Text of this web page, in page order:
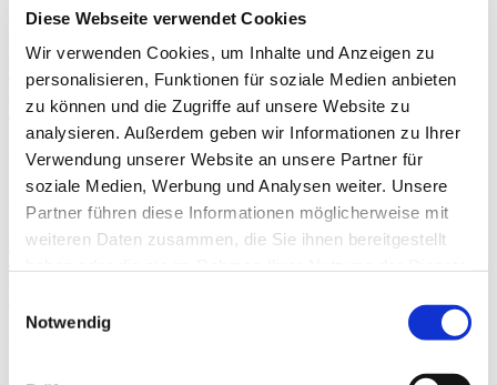
Diese Webseite verwendet Cookies
Wir verwenden Cookies, um Inhalte und Anzeigen zu
personalisieren, Funktionen für soziale Medien anbieten
zu können und die Zugriffe auf unsere Website zu
analysieren. Außerdem geben wir Informationen zu Ihrer
Verwendung unserer Website an unsere Partner für
soziale Medien, Werbung und Analysen weiter. Unsere
Partner führen diese Informationen möglicherweise mit
weiteren Daten zusammen, die Sie ihnen bereitgestellt
Selection
Notwendig
Lonzastrasse 2
Website
Telefon: 027 948 85 00
E-Mail
Auf Karte zeigen
Gétaz-Miauton SA
Av. de la Praille 45
1227 Carouge
Website
E-Mail